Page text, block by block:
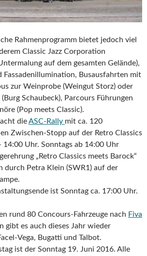
Rahmenprogramm bietet jedoch viel
Classic Jazz Corporation
auf dem gesamten Gelände),
Fassadenillumination, Busausfahrten mit
zur Weinprobe (Weingut Storz) oder
Schaubeck), Parcours Führungen
(Pop meets Classic).
dieASC-Rally mit ca. 120
Zwischen-Stopp auf der Retro Classics
14:00 Uhr. Sonntags ab 14:00 Uhr
„Retro Classics meets Barock“
durch Petra Klein (SWR1) auf der
ist Sonntag ca. 17:00 Uhr.
rund 80 Concours-Fahrzeuge nach Fiva
gibt es auch dieses Jahr wieder
Vega, Bugatti und Talbot.
ist der Sonntag 19. Juni 2016. Alle